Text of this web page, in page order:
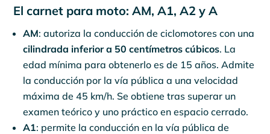
El carnet para moto: AM, A1, A2 y A
AM: autoriza la conducción de ciclomotores con una
cilindrada inferior a 50 centímetros cúbicos. La
edad mínima para obtenerlo es de 15 años. Admite
la conducción por la vía pública a una velocidad
máxima de 45 km/h. Se obtiene tras superar un
examen teórico y uno práctico en espacio cerrado.
A1: permite la conducción en la vía pública de